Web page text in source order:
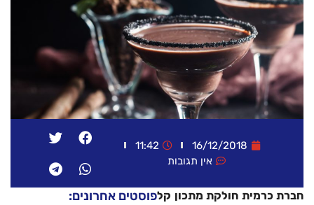
16/12/2018
11:42
אין תגובות
חברת כרמית חולקת מתכון קלפוסטים אחרונים: